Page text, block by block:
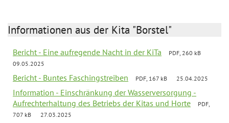
Informationen aus der Kita "Borstel"
Bericht - Eine aufregende Nacht in der KiTa
PDF, 260 kB
09.05.2025
Bericht - Buntes Faschingstreiben PDF, 167 kB 25.04.2025
Information - Einschränkung der Wasserversorgung -
Aufrechterhaltung des Betriebs der Kitas und Horte
PDF,
707 kB
27.03.2025